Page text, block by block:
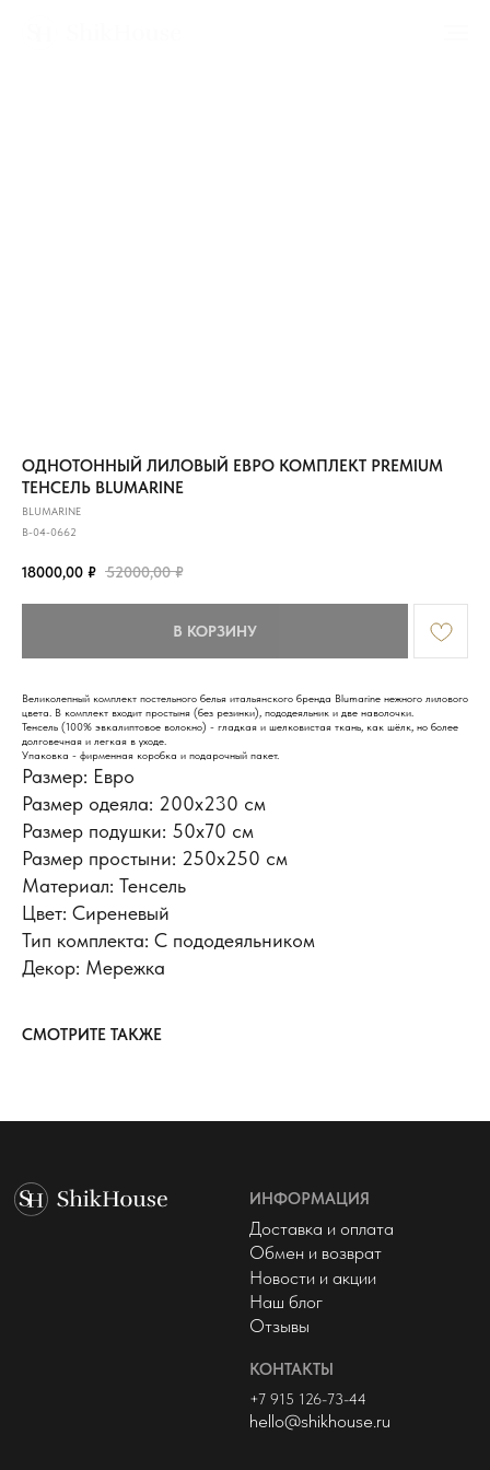
ОДНОТОННЫЙ ЛИЛОВЫЙ ЕВРО КОМПЛЕКТ PREMIUM
ТЕНСЕЛЬ BLUMARINE
BLUMARINE
B-04-0662
18000,00 ₽ 52000,00 ₽
В КОРЗИНУ
Великолепный комплект постельного белья итальянского бренда Blumarine нежного лилового
цвета. В комплект входит простыня (без резинки), пододеяльник и две наволочки.
Тенсель (100% эвкалиптовое волокно) - гладкая и шелковистая ткань, как шёлк, но более
долговечная и легкая в уходе.
Упаковка - фирменная коробка и подарочный пакет.
Размер: Евро
Размер одеяла: 200х230 см
Размер подушки: 50x70 см
Размер простыни: 250х250 см
Материал: Тенсель
Цвет: Сиреневый
Тип комплекта: С пододеяльником
Декор: Мережка
СМОТРИТЕ ТАКЖЕ
Обмен и возврат
Разработка сайта
ИНФОРМАЦИЯ
Отзывы